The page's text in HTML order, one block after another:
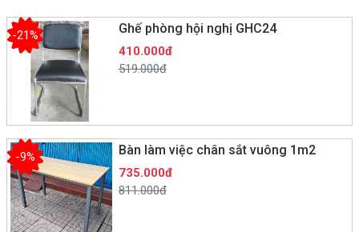
Ghế phòng hội nghị GHC24
-21%
410.000đ
519.000đ
Bàn làm việc chân sắt vuông 1m2
-9%
735.000đ
811.000đ